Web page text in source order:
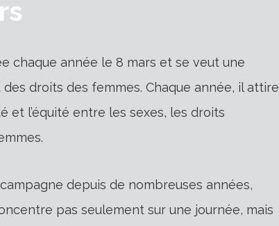
chaque année le 8 mars et se veut une
droits des femmes. Chaque année, il attire
et l’équité entre les sexes, les droits
depuis de nombreuses années,
pas seulement sur une journée, mais